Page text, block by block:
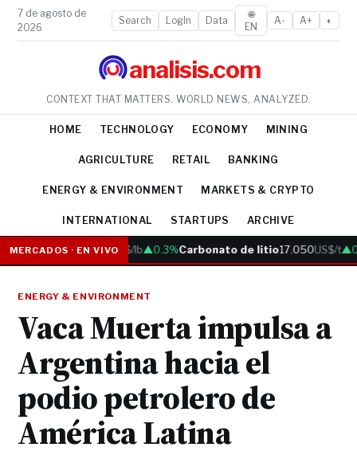
7 de agosto de
2026
Search LogIn Data
🌐
EN
A- A+ ◐
analisis.com
CONTEXT THAT MATTERS. WORLD NEWS, ANALYZED.
HOME TECHNOLOGY ECONOMY MINING
AGRICULTURE RETAIL BANKING
ENERGY & ENVIRONMENT MARKETS & CRYPTO
INTERNATIONAL STARTUPS ARCHIVE
MERCADOS · EN VIVO
Cobre 6.05US$/lb▲0.3%Carbonato de litio17.050US$/t
ENERGY & ENVIRONMENT
Vaca Muerta impulsa a
Argentina hacia el
podio petrolero de
América Latina